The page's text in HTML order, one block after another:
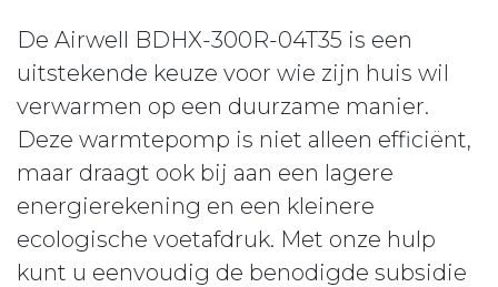
De Airwell BDHX-300R-04T35 is een
uitstekende keuze voor wie zijn huis wil
verwarmen op een duurzame manier.
Deze warmtepomp is niet alleen efficiënt,
maar draagt ook bij aan een lagere
energierekening en een kleinere
ecologische voetafdruk. Met onze hulp
kunt u eenvoudig de benodigde subsidie